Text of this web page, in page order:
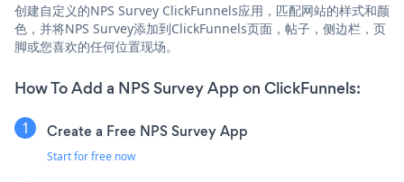
创建自定义的NPS Survey ClickFunnels应用，匹配网站的样式和颜
色，并将NPS Survey添加到ClickFunnels页面，帖子，侧边栏，页
脚或您喜欢的任何位置现场。
How To Add a NPS Survey App on ClickFunnels:
Create a Free NPS Survey App
Start for free now